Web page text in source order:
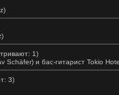
1)
и бас-гитарист Tokio
3)